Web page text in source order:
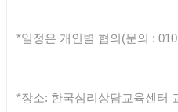
*일정은 개인별 협의 (문의 :
*장소: 한국심리상담교육센터